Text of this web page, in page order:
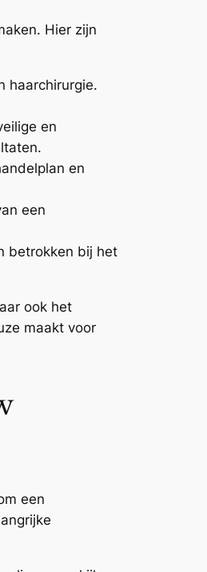
Hier zijn
haarchirurgie.
en
en
een
betrokken bij het
ook het
maakt voor
een